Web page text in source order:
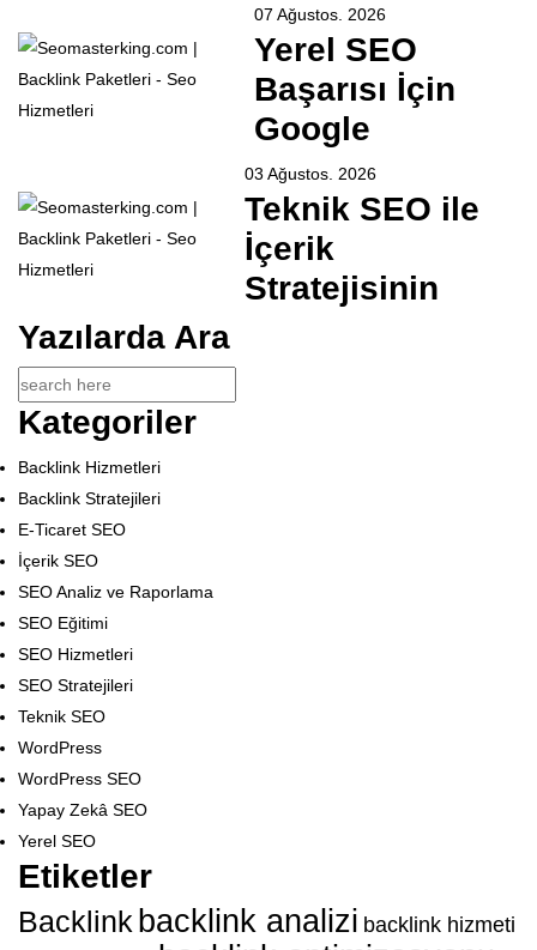
07 Ağustos. 2026
Yerel SEO
Başarısı İçin
Google
03 Ağustos. 2026
Teknik SEO ile
İçerik
Stratejisinin
Yazılarda Ara
Kategoriler
Backlink Hizmetleri
Backlink Stratejileri
E-Ticaret SEO
İçerik SEO
SEO Analiz ve Raporlama
SEO Eğitimi
SEO Hizmetleri
SEO Stratejileri
Teknik SEO
WordPress
WordPress SEO
Yapay Zekâ SEO
Yerel SEO
Etiketler
Backlink backlink analizi backlink hizmeti